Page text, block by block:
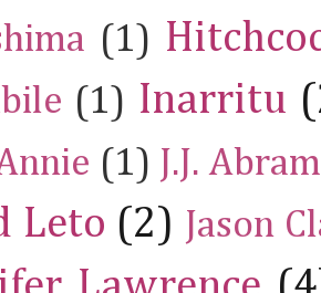
(1)
(1) Inarritu
(1) J.J.
Leto (2) Jason